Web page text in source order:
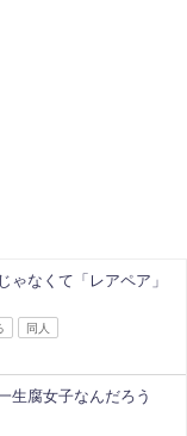
ゃなくて「レアペア」
同人
生腐女子なんだろう